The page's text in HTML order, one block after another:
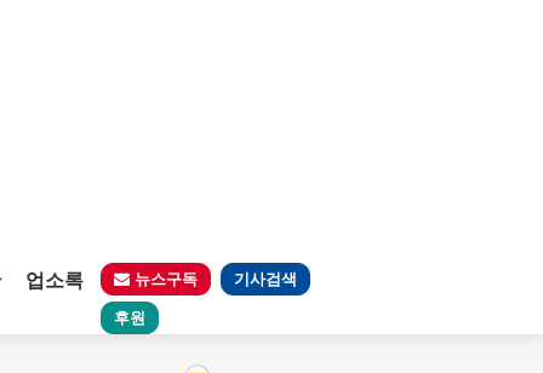
업소록 뉴스구독 기사검색
후원